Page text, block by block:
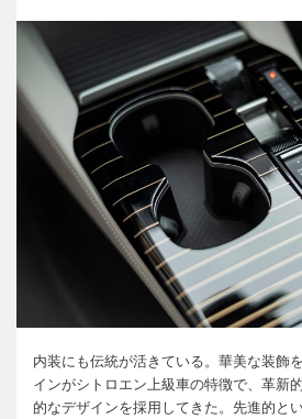
内装にも伝統が活きている。華美な装飾
インがシトロエン上級車の特徴で、革新
的なデザインを採用してきた。先進的と